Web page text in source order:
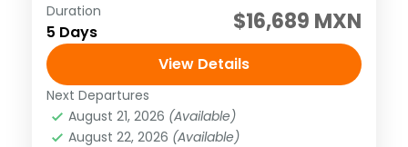
Visitando: Chihuahua – Creel – Posada
Barrancas – Los Mochis Salidas: MARTES,
JUEVES Y SÁBADO Descarga el
itinerario dando click aquí Precios no
aplican para días...
América,México
1 Person
Duration
5 Days $16,689 MXN
View Details
Next Departures
August 21, 2026 (Available)
August 22, 2026 (Available)